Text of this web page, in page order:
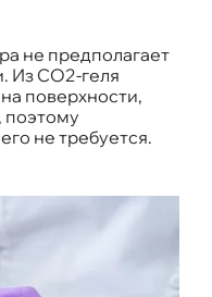
не предполагает
Из CO2-геля
поверхности,
поэтому
не требуется.